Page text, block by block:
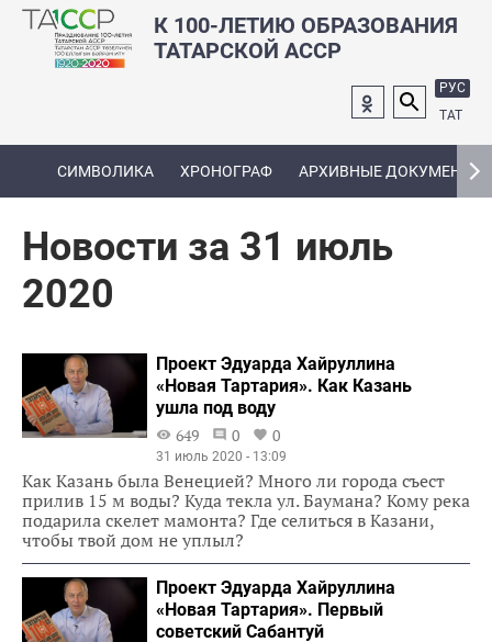
К 100-ЛЕТИЮ ОБРАЗОВАНИЯ
ТАТАРСКОЙ АССР
РУС
ТАТ
СИМВОЛИКА ХРОНОГРАФ АРХИВНЫЕ ДОКУМЕНТЫ
Новости за 31 июль
2020
Проект Эдуарда Хайруллина
«Новая Тартария». Как Казань
ушла под воду
649
0 0
31 июль 2020 - 13:09
Как Казань была Венецией? Много ли города съест
прилив 15 м воды? Куда текла ул. Баумана? Кому река
подарила скелет мамонта? Где селиться в Казани,
чтобы твой дом не уплыл?
Проект Эдуарда Хайруллина
«Новая Тартария». Первый
советский Сабантуй